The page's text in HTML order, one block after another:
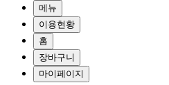
메뉴
이용현황
홈
장바구니
마이페이지